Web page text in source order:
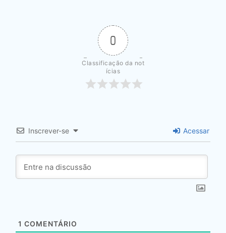
0
Classificação da not
ícias
Inscrever-se Acessar
1 COMENTÁRIO